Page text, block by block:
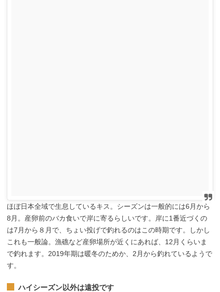
ほぼ日本全域で生息しているキス。シーズンは一般的には6月から
8月。産卵前のバカ食いで岸に寄るらしいです。岸に1番近づくの
は7月から８月で、ちょい投げで釣れるのはこの時期です。しかし
これも一般論。漁礁など産卵場所が近くにあれば、12月くらいま
で釣れます。2019年期は暖冬のためか、2月から釣れているようで
す。
ハイシーズン以外は遠投です